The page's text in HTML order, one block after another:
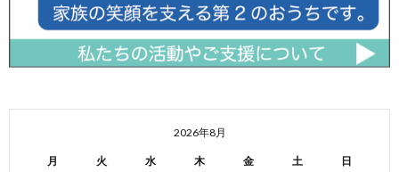
2026年8月
月 火 水 木 金 土 日